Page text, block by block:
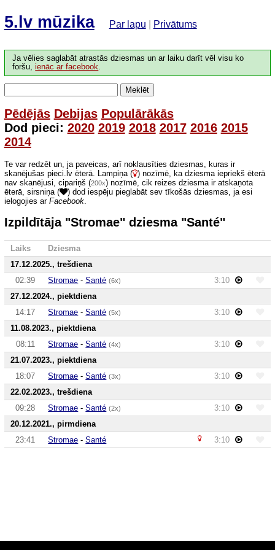
5.lv mūzika Par lapu Privātums
Ja vēlies saglabāt atrastās dziesmas un ar laiku darīt vēl visu ko
foršu,ienāc ar facebook.
Meklēt
Pēdējās Debijas Populārākās
Dod pieci: 2020 2019 2018 2017 2016 2015
2014
Te var redzēt un, ja paveicas, arī noklausīties dziesmas, kuras ir
skanējušas pieci.lv ēterā. Lampiņa ( ) nozīmē, ka dziesma iepriekš ēterā
nav skanējusi, cipariņš (200x) nozīmē, cik reizes dziesma ir atskaņota
ēterā, sirsniņa (
) dod iespēju pieglabāt sev tīkošās dziesmas, ja esi
ielogojies ar Facebook.
Izpildītāja "Stromae" dziesma "Santé"
Laiks
Dziesma
17.12.2025., trešdiena
02:39
Stromae -Santé (6x)
3:10
27.12.2024., piektdiena
14:17
Stromae -Santé (5x)
3:10
11.08.2023., piektdiena
08:11
Stromae -Santé (4x)
3:10
21.07.2023., piektdiena
18:07
Stromae -Santé (3x)
3:10
22.02.2023., trešdiena
09:28
Stromae -Santé (2x)
3:10
20.12.2021., pirmdiena
23:41
Stromae -Santé 3:10